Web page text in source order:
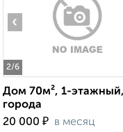
2/6
‹
Дом 70м², 1-
города
20 000 ₽ в месяц